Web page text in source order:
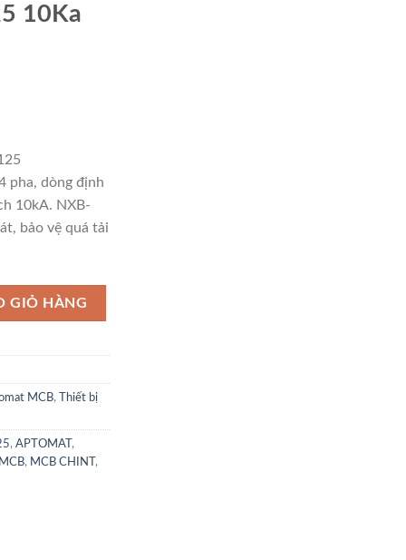
10Ka
pha, dòng định
10kA. NXB-
bảo vệ quá tải
4P C125 10Ka Hãng CHINT số lượng
GIỎ HÀNG
MCB, Thiết bị
, APTOMAT ,
, MCB CHINT ,